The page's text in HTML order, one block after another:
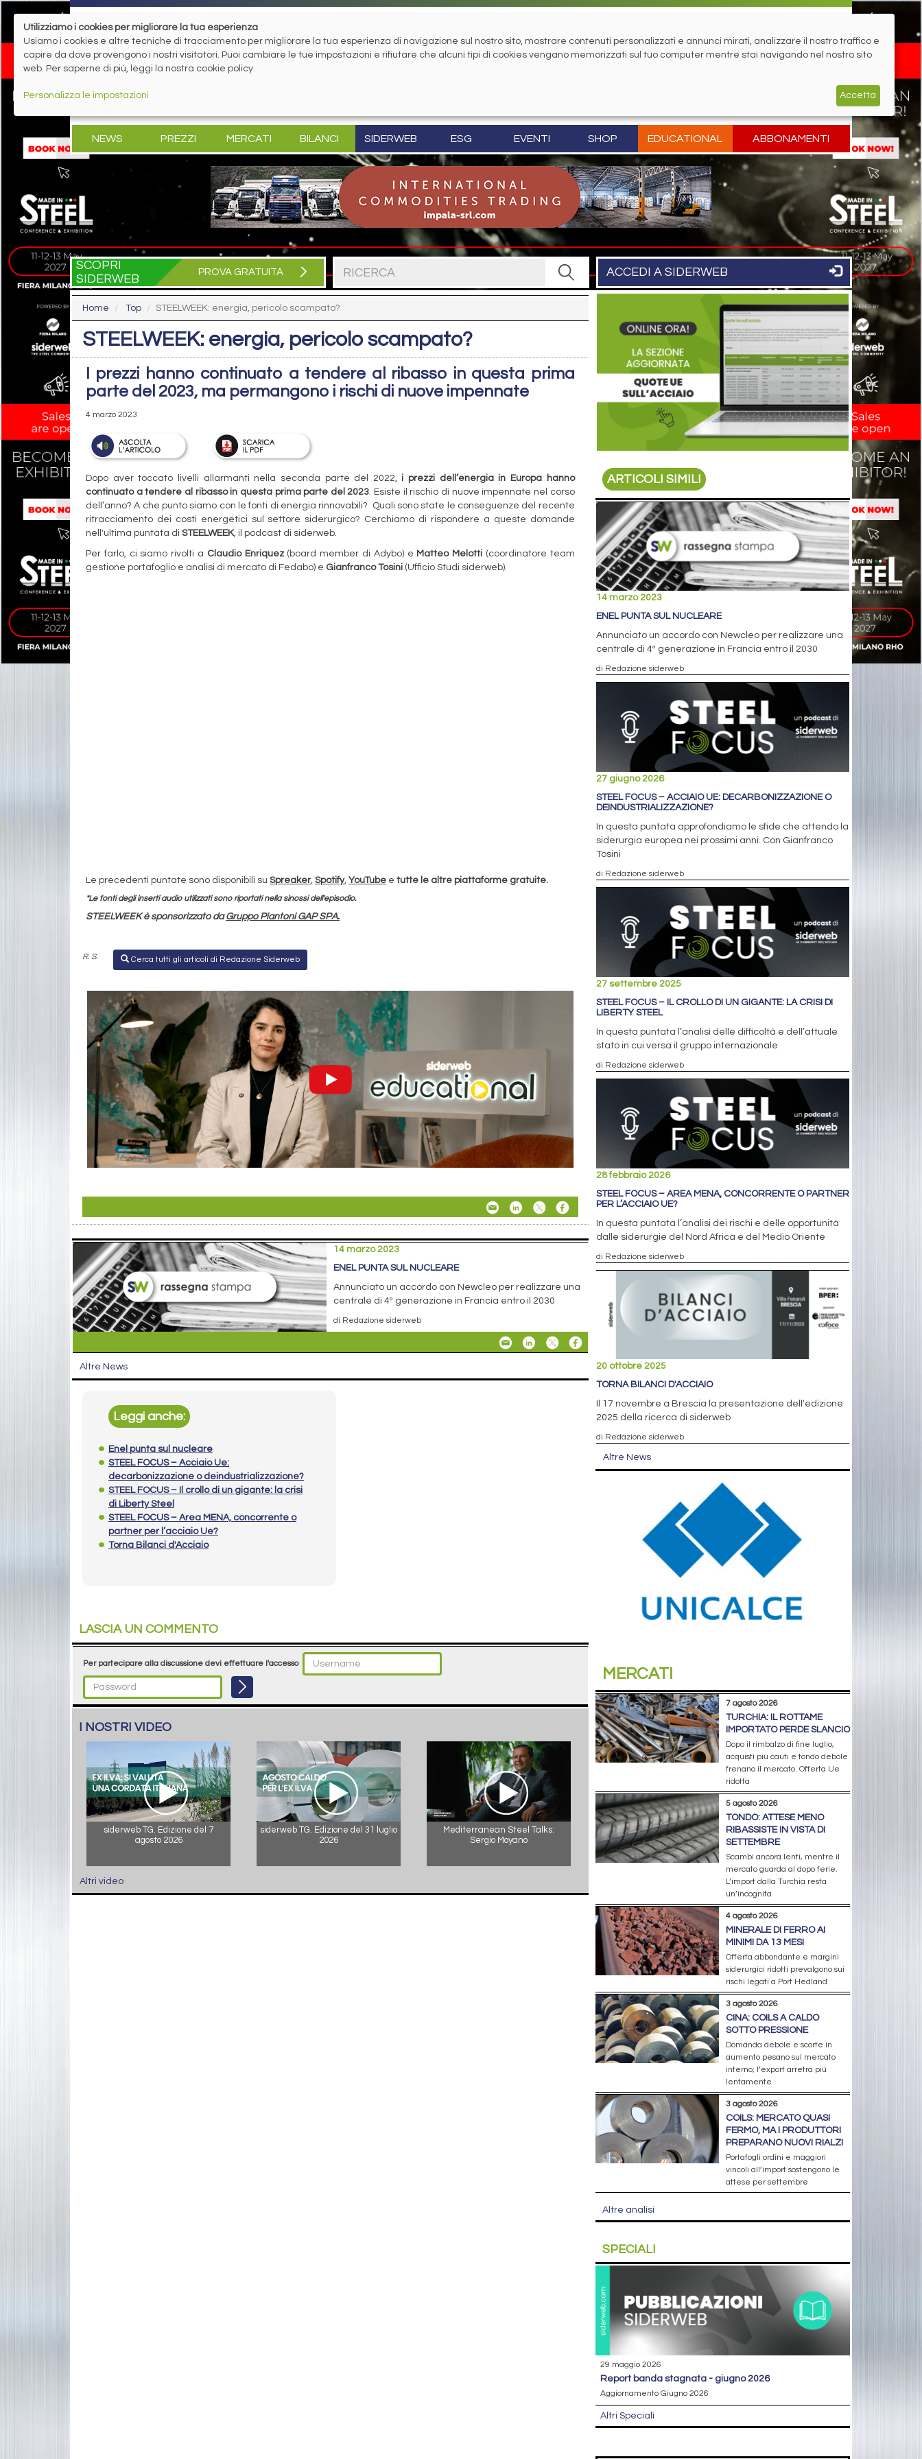
NEWS PREZZI MERCATI BILANCI SIDERWEB ESG EVENTI SHOP EDUCATIONAL ABBONAMENTI
SCOPRI
SIDERWEB
PROVA GRATUITA ACCEDI A SIDERWEB
Home Top STEELWEEK: energia, pericolo scampato?
STEELWEEK: energia, pericolo scampato?
I prezzi hanno continuato a tendere al ribasso in questa prima
parte del 2023, ma permangono i rischi di nuove impennate
4 marzo 2023
Dopo aver toccato livelli allarmanti nella seconda parte del 2022, i prezzi dell’energia in Europa hanno
continuato a tendere al ribasso in questa prima parte del 2023. Esiste il rischio di nuove impennate nel corso
dell’anno? A che punto siamo con le fonti di energia rinnovabili?
Quali sono state le conseguenze del recente
ritracciamento dei costi energetici sul settore siderurgico? Cerchiamo di rispondere a queste domande
nell'ultima puntata di STEELWEEK, il podcast di siderweb.
Per farlo, ci siamo rivolti a Claudio Enriquez(board member di Adybo) e Matteo Melotti (coordinatore team
gestione portafoglio e analisi di mercato di Fedabo) e Gianfranco Tosini (Ufficio Studi siderweb).
Le precedenti puntate sono disponibili su Spreaker, Spotify, YouTube e tutte le altre piattaforme gratuite.
*Le fonti degli inserti audio utilizzati sono riportati nella sinossi dell'episodio.
STEELWEEK è sponsorizzato daGruppo Piantoni GAP SPA.
R. S. Cerca tutti gli articoli di Redazione Siderweb
14 marzo 2023
ENEL PUNTA SUL NUCLEARE
Annunciato un accordo con Newcleo per realizzare una
centrale di 4ª generazione in Francia entro il 2030
di Redazione siderweb
Altre News
Leggi anche:
Enel punta sul nucleare
STEEL FOCUS – Acciaio Ue:
decarbonizzazione o deindustrializzazione?
STEEL FOCUS – Il crollo di un gigante: la crisi
di Liberty Steel
STEEL FOCUS – Area MENA, concorrente o
partner per l’acciaio Ue?
Torna Bilanci d'Acciaio
LASCIA UN COMMENTO
Per partecipare alla discussione devi effettuare l'accesso
I NOSTRI VIDEO
siderweb TG. Edizione del 7
agosto 2026
siderweb TG. Edizione del 31 luglio
2026
Mediterranean Steel Talks:
Sergio Moyano
Altri video
ARTICOLI SIMILI
14 marzo 2023
ENEL PUNTA SUL NUCLEARE
Annunciato un accordo con Newcleo per realizzare una
centrale di 4ª generazione in Francia entro il 2030
di Redazione siderweb
27 giugno 2026
STEEL FOCUS – ACCIAIO UE: DECARBONIZZAZIONE O
DEINDUSTRIALIZZAZIONE?
In questa puntata approfondiamo le sfide che attendo la
siderurgia europea nei prossimi anni. Con Gianfranco
Tosini
di Redazione siderweb
27 settembre 2025
STEEL FOCUS – IL CROLLO DI UN GIGANTE: LA CRISI DI
LIBERTY STEEL
In questa puntata l’analisi delle difficoltà e dell’attuale
stato in cui versa il gruppo internazionale
di Redazione siderweb
28 febbraio 2026
STEEL FOCUS – AREA MENA, CONCORRENTE O PARTNER
PER L’ACCIAIO UE?
In questa puntata l’analisi dei rischi e delle opportunità
dalle siderurgie del Nord Africa e del Medio Oriente
di Redazione siderweb
20 ottobre 2025
TORNA BILANCI D'ACCIAIO
Il 17 novembre a Brescia la presentazione dell'edizione
2025 della ricerca di siderweb
di Redazione siderweb
Altre News
MERCATI
7 agosto 2026
TURCHIA: IL ROTTAME
IMPORTATO PERDE SLANCIO
Dopo il rimbalzo di fine luglio,
acquisti più cauti e tondo debole
frenano il mercato. Offerta Ue
ridotta
5 agosto 2026
TONDO: ATTESE MENO
RIBASSISTE IN VISTA DI
SETTEMBRE
Scambi ancora lenti, mentre il
mercato guarda al dopo ferie.
L’import dalla Turchia resta
un’incognita
4 agosto 2026
MINERALE DI FERRO AI
MINIMI DA 13 MESI
Offerta abbondante e margini
siderurgici ridotti prevalgono sui
rischi legati a Port Hedland
3 agosto 2026
CINA: COILS A CALDO
SOTTO PRESSIONE
Domanda debole e scorte in
aumento pesano sul mercato
interno; l’export arretra più
lentamente
3 agosto 2026
COILS: MERCATO QUASI
FERMO, MA I PRODUTTORI
PREPARANO NUOVI RIALZI
Portafogli ordini e maggiori
vincoli all’import sostengono le
attese per settembre
Altre analisi
SPECIALI
29 maggio 2026
report banda stagnata - giugno 2026
Aggiornamento Giugno 2026
Altri Speciali
Utilizziamo i cookies per migliorare la tua esperienza
Usiamo i cookies e altre tecniche di tracciamento per migliorare la tua esperienza di navigazione sul nostro sito, mostrare contenuti personalizzati e annunci mirati, analizzare il nostro traffico e
capire da dove provengono i nostri visitatori. Puoi cambiare le tue impostazioni e rifiutare che alcuni tipi di cookies vengano memorizzati sul tuo computer mentre stai navigando nel nostro sito
web. Per saperne di più, leggi la nostra cookie policy.
Personalizza le impostazioni Accetta